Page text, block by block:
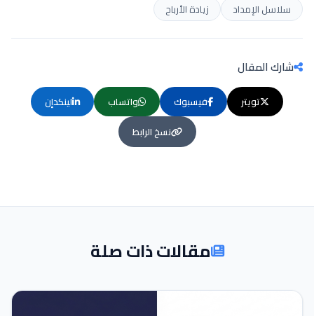
سلاسل الإمداد
زيادة الأرباح
شارك المقال
تويتر فيسبوك واتساب
لينكدإن
نسخ الرابط
مقالات ذات صلة